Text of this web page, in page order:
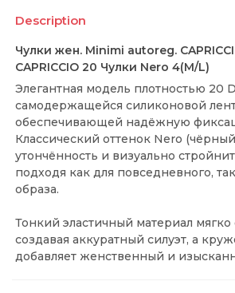
Description
Чулки жен. Minimi autoreg.
CAPRICCIO 20 Чулки Nero 4(M/L)
Элегантная модель плотностью 20
самодержащейся силиконовой
обеспечивающей надёжную
Классический оттенок Nero
утончённость и визуально
подходя как для повседневного,
образа.
Тонкий эластичный материал мягко
создавая аккуратный силуэт, а
добавляет женственный и